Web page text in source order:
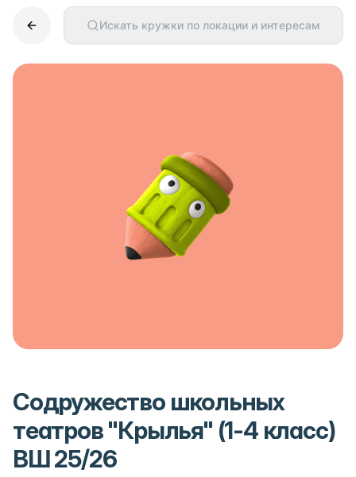
Искать кружки по локации и интересам
Содружество школьных
театров "Крылья" (1-4 класс)
ВШ 25/26